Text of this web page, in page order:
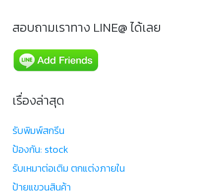
สอบถามเราทาง LINE@ ได้เลย
เรื่องล่าสุด
รับพิมพ์สกรีน
ป้องกัน: stock
รับเหมาต่อเติม ตกแต่งภายใน
ป้ายแขวนสินค้า